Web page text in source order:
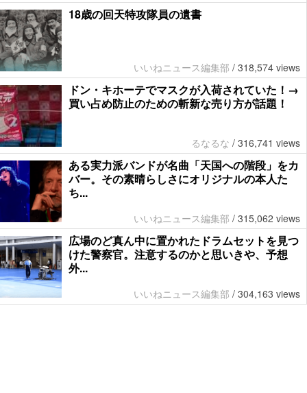
18歳の回天特攻隊員の遺書
いいねニュース編集部 / 318,574 views
ドン・キホーテでマスクが入荷されていた！→
買い占め防止のための斬新な売り方が話題！
るなるな / 316,741 views
ある実力派バンドが名曲「天国への階段」をカ
バー。その素晴らしさにオリジナルの本人た
ち...
いいねニュース編集部 / 315,062 views
広場のど真ん中に置かれたドラムセットを見つ
けた警察官。注意するのかと思いきや、予想
外...
いいねニュース編集部 / 304,163 views